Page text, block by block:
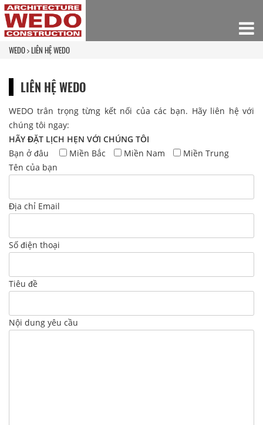
WEDO LIÊN HỆ WEDO
LIÊN HỆ WEDO
WEDO trân trọng từng kết nối của các bạn. Hãy liên hệ với
chúng tôi ngay:
HÃY ĐẶT LỊCH HẸN VỚI CHÚNG TÔI
Bạn ở đâu
Miền Bắc Miền Nam
Miền Trung
Tên của bạn
Địa chỉ Email
Số điện thoại
Tiêu đề
Nội dung yêu cầu